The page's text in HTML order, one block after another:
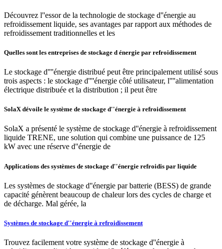
Découvrez l''essor de la technologie de stockage d''énergie au
refroidissement liquide, ses avantages par rapport aux méthodes de
refroidissement traditionnelles et les
Quelles sont les entreprises de stockage d énergie par refroidissement
Le stockage d''''énergie distribué peut être principalement utilisé sous
trois aspects : le stockage d''''énergie côté utilisateur, l''''alimentation
électrique distribuée et la distribution ; il peut être
SolaX dévoile le système de stockage d''énergie à refroidissement
SolaX a présenté le système de stockage d''énergie à refroidissement
liquide TRENE, une solution qui combine une puissance de 125
kW avec une réserve d''énergie de
Applications des systèmes de stockage d''énergie refroidis par liquide
Les systèmes de stockage d''énergie par batterie (BESS) de grande
capacité génèrent beaucoup de chaleur lors des cycles de charge et
de décharge. Mal gérée, la
Systèmes de stockage d''énergie à refroidissement
Trouvez facilement votre système de stockage d''énergie à